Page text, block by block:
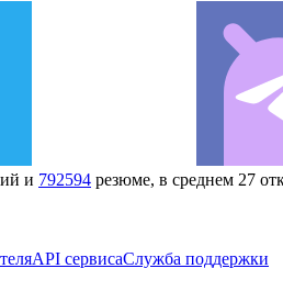
и 792594 резюме, в среднем 27
API сервисаСлужба поддержки